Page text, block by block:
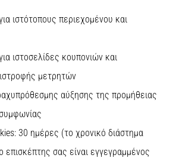
ιστότοπους περιεχομένου και
ιστοσελίδες κουπονιών και
μετρητών
αύξησης της προμήθειας
30 ημέρες (το χρονικό διάστημα
επισκέπτης σας είναι εγγεγραμμένος